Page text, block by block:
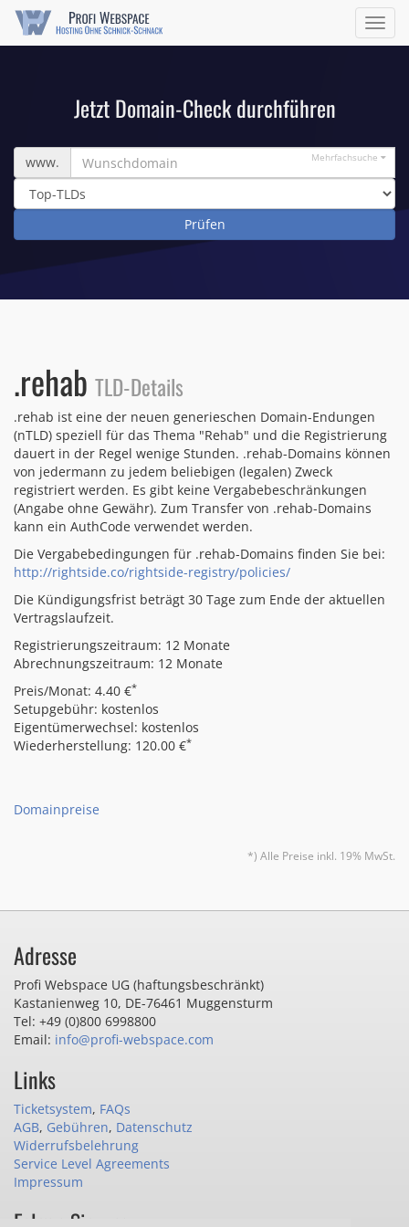
ein/
Jetzt Domain-Check durchführen
Wunschdomain
www. Mehrfachsuche
.rehab TLD-Details
.rehab ist eine der neuen generieschen Domain-Endungen
(nTLD) speziell für das Thema "Rehab" und die Registrierung
dauert in der Regel wenige Stunden. .rehab-Domains können
von jedermann zu jedem beliebigen (legalen) Zweck
registriert werden. Es gibt keine Vergabebeschränkungen
(Angabe ohne Gewähr). Zum Transfer von .rehab-Domains
kann ein AuthCode verwendet werden.
Die Vergabebedingungen für .rehab-Domains finden Sie bei:
http://rightside.co/rightside-registry/policies/
Die Kündigungsfrist beträgt 30 Tage zum Ende der aktuellen
Vertragslaufzeit.
Registrierungszeitraum: 12 Monate
Abrechnungszeitraum: 12 Monate
Preis/Monat: 4.40 €*
Setupgebühr: kostenlos
Eigentümerwechsel: kostenlos
Wiederherstellung: 120.00 €*
Domainpreise
*) Alle Preise inkl. 19% MwSt.
Adresse
Profi Webspace UG (haftungsbeschränkt)
Kastanienweg 10, DE-76461 Muggensturm
Tel: +49 (0)800 6998800
Email: info@profi-webspace.com
Links
Ticketsystem, FAQs
AGB, Gebühren, Datenschutz
Widerrufsbelehrung
Service Level Agreements
Impressum